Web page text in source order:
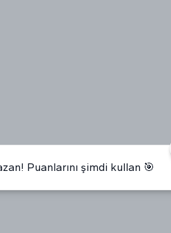
Puanlarını şimdi kullan 🎯